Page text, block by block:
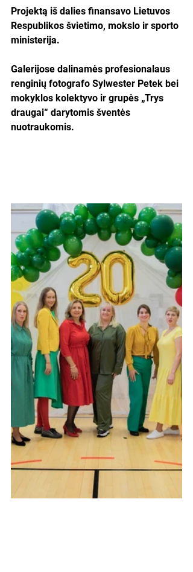
Projektą iš dalies finansavo Lietuvos
Respublikos švietimo, mokslo ir sporto
ministerija.
Galerijose dalinamės profesionalaus
renginių fotografo Sylwester Petek bei
mokyklos kolektyvo ir grupės „Trys
draugai“ darytomis šventės
nuotraukomis.